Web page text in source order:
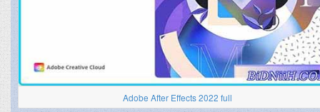
Adobe After Effects 2022 full